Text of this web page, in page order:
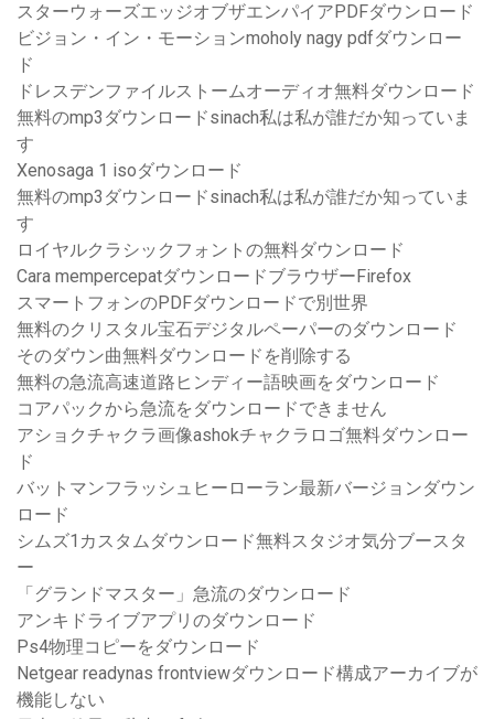
スターウォーズエッジオブザエンパイアPDFダウンロード
ビジョン・イン・モーションmoholy nagy pdfダウンロー
ド
ドレスデンファイルストームオーディオ無料ダウンロード
無料のmp3ダウンロードsinach私は私が誰だか知っていま
す
Xenosaga 1 isoダウンロード
無料のmp3ダウンロードsinach私は私が誰だか知っていま
す
ロイヤルクラシックフォントの無料ダウンロード
Cara mempercepatダウンロードブラウザーFirefox
スマートフォンのPDFダウンロードで別世界
無料のクリスタル宝石デジタルペーパーのダウンロード
そのダウン曲無料ダウンロードを削除する
無料の急流高速道路ヒンディー語映画をダウンロード
コアパックから急流をダウンロードできません
アショクチャクラ画像ashokチャクラロゴ無料ダウンロー
ド
バットマンフラッシュヒーローラン最新バージョンダウン
ロード
シムズ1カスタムダウンロード無料スタジオ気分ブースタ
ー
「グランドマスター」急流のダウンロード
アンキドライブアプリのダウンロード
Ps4物理コピーをダウンロード
Netgear readynas frontviewダウンロード構成アーカイブが
機能しない